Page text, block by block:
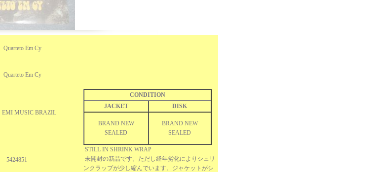
Quarteto Em Cy
Quarteto Em Cy
EMI MUSIC BRAZIL
CONDITION
JACKET
DISK
BRAND NEW
SEALED
BRAND NEW
SEALED
STILL IN SHRINK WRAP
未開封の新品です。ただし経年劣化によりシュリ
ンクラップが少し縮んでいます。ジャケットがシ
5424851